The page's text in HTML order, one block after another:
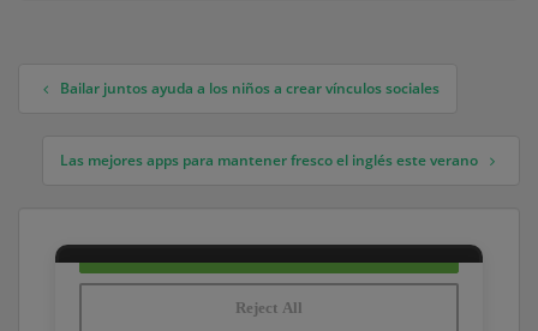
Navegación de entradas
Bailar juntos ayuda a los niños a crear vínculos sociales
Las mejores apps para mantener fresco el inglés este verano